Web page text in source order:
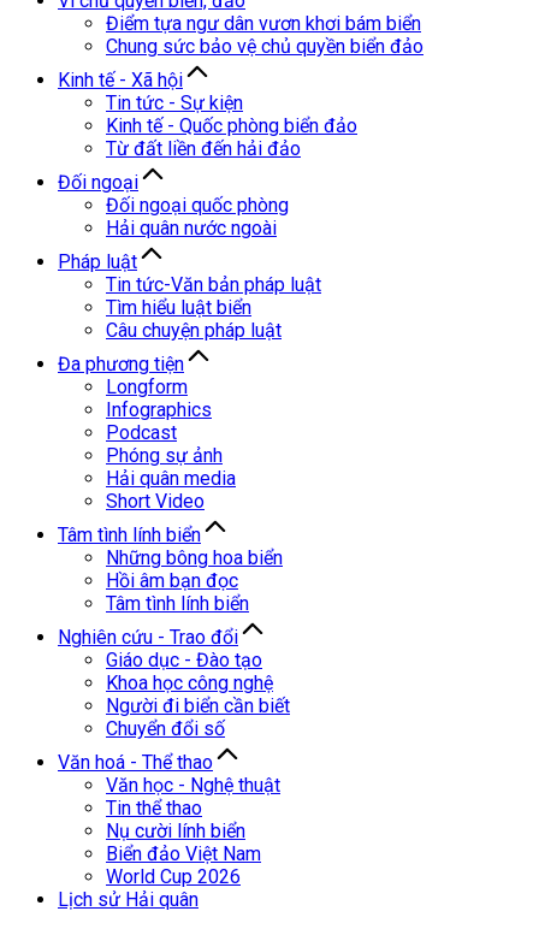
Điểm tựa ngư dân vươn khơi bám biển
Chung sức bảo vệ chủ quyền biển đảo
Kinh tế - Xã hội
Tin tức - Sự kiện
Kinh tế - Quốc phòng biển đảo
Từ đất liền đến hải đảo
Đối ngoại
Đối ngoại quốc phòng
Hải quân nước ngoài
Pháp luật
Tin tức-Văn bản pháp luật
Tìm hiểu luật biển
Câu chuyện pháp luật
Đa phương tiện
Longform
Infographics
Podcast
Phóng sự ảnh
Hải quân media
Short Video
Tâm tình lính biển
Những bông hoa biển
Hồi âm bạn đọc
Tâm tình lính biển
Nghiên cứu - Trao đổi
Giáo dục - Đào tạo
Khoa học công nghệ
Người đi biển cần biết
Chuyển đổi số
Văn hoá - Thể thao
Văn học - Nghệ thuật
Tin thể thao
Nụ cười lính biển
Biển đảo Việt Nam
World Cup 2026
Lịch sử Hải quân